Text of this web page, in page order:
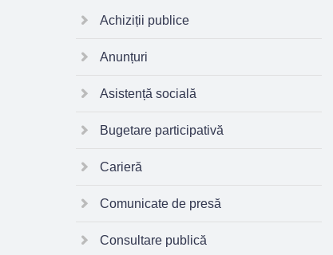
Achiziții publice
Anunțuri
Asistență socială
Bugetare participativă
Carieră
Comunicate de presă
Consultare publică